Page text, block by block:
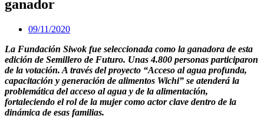
ganador
09/11/2020
La Fundación Siwok fue seleccionada como la ganadora de esta
edición de Semillero de Futuro. Unas 4.800 personas participaron
de la votación. A través del proyecto “Acceso al agua profunda,
capacitación y generación de alimentos Wichi” se atenderá la
problemática del acceso al agua y de la alimentación,
fortaleciendo el rol de la mujer como actor clave dentro de la
dinámica de esas familias.